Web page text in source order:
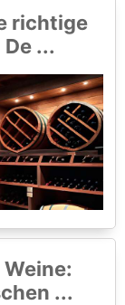
richtige
...
...